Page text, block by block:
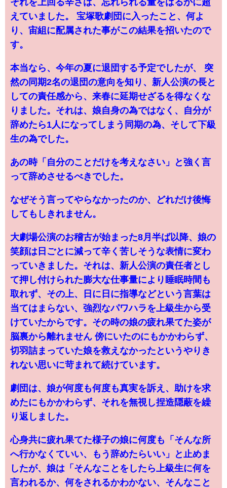
それを上回る辛さは、忘れられる量をはるかに超
えていました。 宝塚歌劇団に入ったこと、何よ
り、宙組に配属された事がこの結果を招いたので
す。
本当なら、今年の夏に退団する予定でしたが、 突
然の同期2名の退団の意向を知り、新人公演の長と
しての責任感から、来春に延期せざるを得なくな
りました。それは、娘自身の為ではなく、自分が
辞めたら1人になってしまう同期の為、そして下級
生の為でした。
あの時「自分のことだけを考えなさい」と強く言
って辞めさせるべきでした。
なぜそう言ってやらなかったのか、どれだけ後悔
してもしきれません。
大劇場公演のお稽古が始まった8月半ば以降、娘の
笑顔は日ごとに減って辛く苦しそうな表情に変わ
っていきました。それは、新人公演の責任者とし
て押し付けられた膨大な仕事量により睡眠時間も
取れず、その上、日に日に指導などという言葉は
当てはまらない、強烈なパワハラを上級生から受
けていたからです。その時の娘の疲れ果てた姿が
脳裏から離れません 傍にいたのにもかかわらず、
切羽詰まっていた娘を救えなかったというやりき
れない思いに苛まれて続けています。
劇団は、娘が何度も何度も真実を訴え、助けを求
めたにもかかわらず、それを無視し捏造隠蔽を繰
り返しました。
心身共に疲れ果てた様子の娘に何度も「そんな所
へ行かなくていい、もう辞めたらいい」と止めま
したが、娘は「そんなことをしたら上級生に何を
言われるか、何をされるかわかない、そんなこと